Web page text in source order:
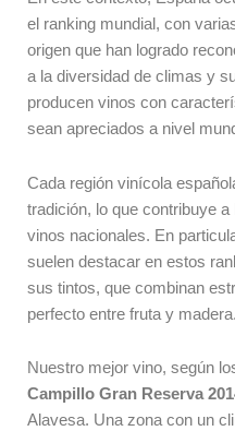
el ranking mundial, con
origen que han logrado
a la diversidad de climas y
producen vinos con
sean apreciados a nivel
Cada región vinícola
tradición, lo que contribuye
vinos nacionales. En
suelen destacar en estos
sus tintos, que combinan
perfecto entre fruta y madera.
Nuestro mejor vino, según
Campillo Gran Reserva
Alavesa. Una zona con un